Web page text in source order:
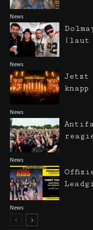
News
News
(laut
News
Jetzt
knapp
News
News